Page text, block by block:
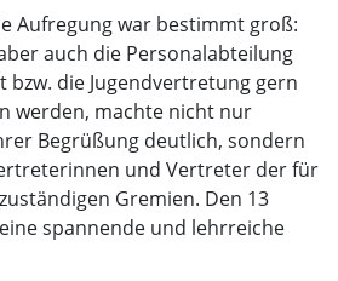
Aufregung war bestimmt groß:
auch die Personalabteilung
die Jugendvertretung gern
werden, machte nicht nur
Begrüßung deutlich, sondern
und Vertreter der für
Gremien. Den 13
spannende und lehrreiche